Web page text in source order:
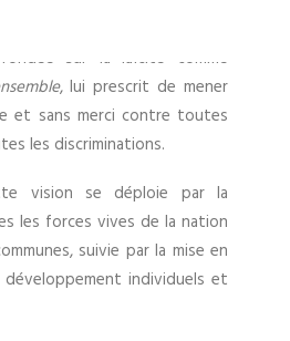
sur la laïcité comme
, lui prescrit de mener
et sans merci contre toutes
les discriminations.
vision se déploie par la
les forces vives de la nation
suivie par la mise en
individuels et